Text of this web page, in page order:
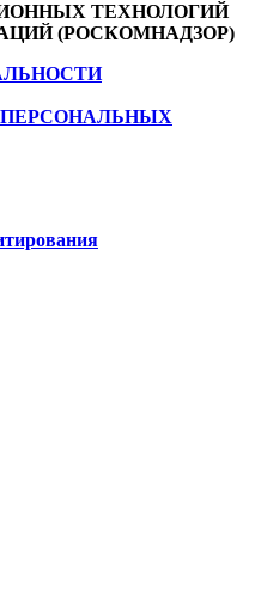
ТЕХНОЛОГИЙ
(РОСКОМНАДЗОР)
ПЕРСОНАЛЬНЫХ